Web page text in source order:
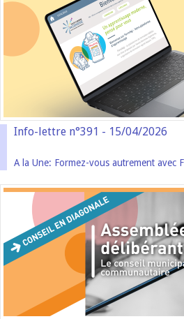
Info-lettre n°391 - 15/04/2026
A la Une: Formez-vous autrement avec